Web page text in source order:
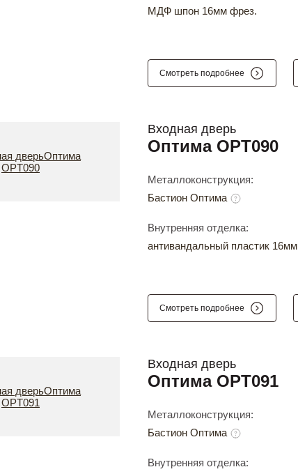
МДФ шпон 16мм фрез.
Смотреть подробнее
Входная дверь
Оптима OPT090
Металлоконструкция:
Бастион Оптима
Внутренняя отделка:
антивандальный пластик 16мм
Смотреть подробнее
Входная дверь
Оптима OPT091
Металлоконструкция:
Бастион Оптима
Внутренняя отделка: